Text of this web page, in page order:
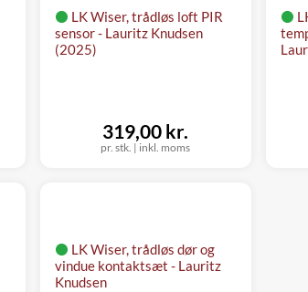
LK Wiser, trådløs loft PIR
sensor - Lauritz Knudsen
(2025)
pr. stk. | inkl. moms
319,00 kr.
LK Wiser, trådløs dør og
vindue kontaktsæt - Lauritz
Knudsen